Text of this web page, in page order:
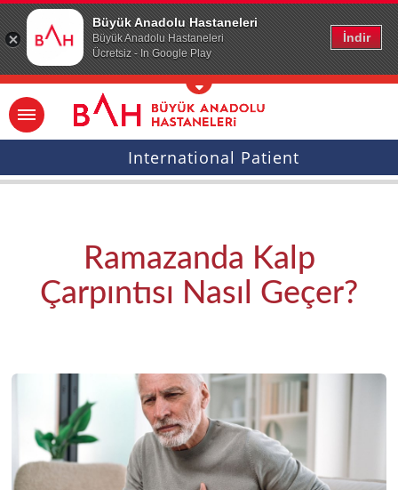
Büyük Anadolu Hastaneleri
Büyük Anadolu Hastaneleri
Ücretsiz - In Google Play
İndir
Ana icerige atla
International Patient
Ramazanda Kalp
Çarpıntısı Nasıl Geçer?